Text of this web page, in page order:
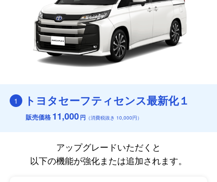
1 トヨタセーフティセンス最新化１
販売価格 11,000円 （消費税抜き 10,000円）
アップグレードいただくと
以下の機能が強化または追加されます。